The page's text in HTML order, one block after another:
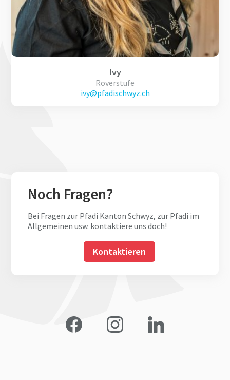
Ivy
Roverstufe
ivy@pfadischwyz.ch
Noch Fragen?
Bei Fragen zur Pfadi Kanton Schwyz, zur Pfadi im
Allgemeinen usw. kontaktiere uns doch!
Kontaktieren